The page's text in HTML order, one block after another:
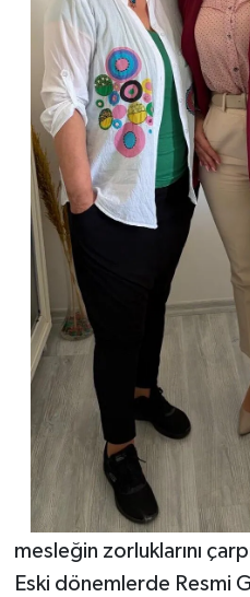
mesleğin zorluklarını
Eski dönemlerde Resmi